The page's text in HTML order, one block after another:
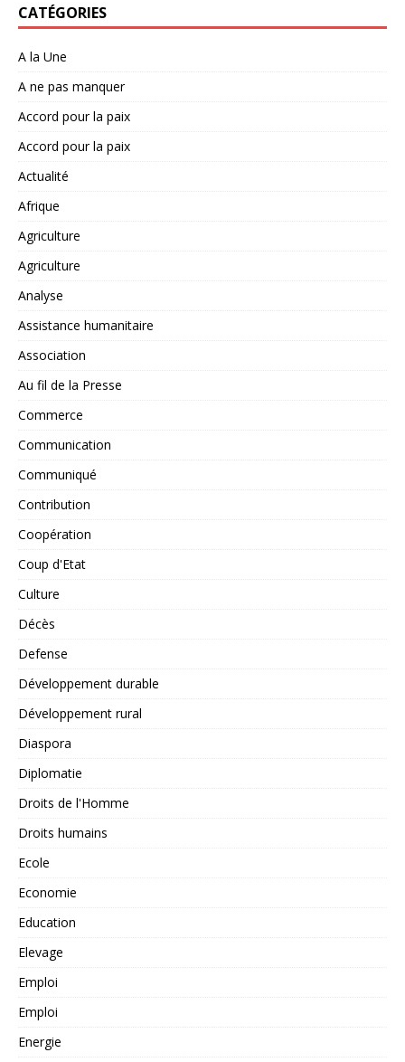
CATÉGORIES
A la Une
A ne pas manquer
Accord pour la paix
Accord pour la paix
Actualité
Afrique
Agriculture
Agriculture
Analyse
Assistance humanitaire
Association
Au fil de la Presse
Commerce
Communication
Communiqué
Contribution
Coopération
Coup d'Etat
Culture
Décès
Defense
Développement durable
Développement rural
Diaspora
Diplomatie
Droits de l'Homme
Droits humains
Ecole
Economie
Education
Elevage
Emploi
Emploi
Energie